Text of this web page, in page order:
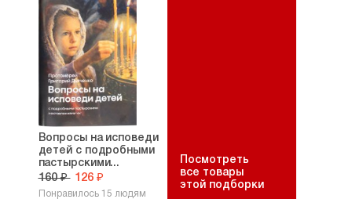
Вопросы на исповеди
детей с подробными
пастырскими...
160 ₽ 126 ₽
Понравилось 15 людям
Посмотреть
все товары
этой подборки